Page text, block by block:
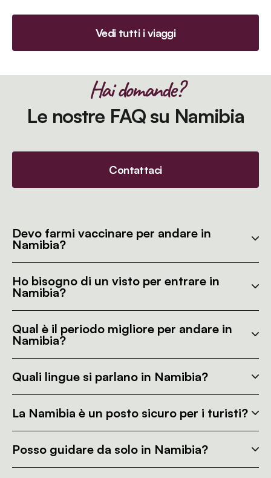
Vedi tutti i viaggi
Hai domande?
Le nostre FAQ su Namibia
Contattaci
Devo farmi vaccinare per andare in
Namibia?
Ho bisogno di un visto per entrare in
Namibia?
Qual è il periodo migliore per andare in
Namibia?
Quali lingue si parlano in Namibia?
La Namibia è un posto sicuro per i turisti?
Posso guidare da solo in Namibia?